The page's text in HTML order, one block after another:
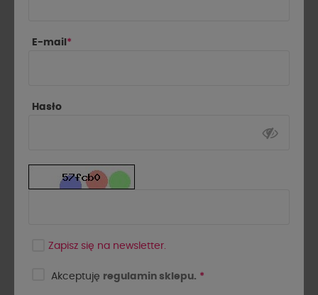
E-mail *
Hasło
Zapisz się na newsletter.
Akceptuję regulamin sklepu. *